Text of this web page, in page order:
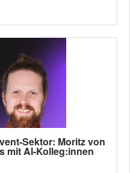
Sektor: Moritz von
mit AI-Kolleg:innen